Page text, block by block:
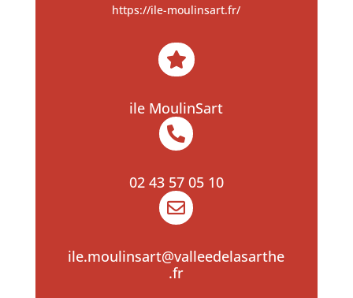
https://ile-moulinsart.fr/

ile MoulinSart

02 43 57 05 10

ile.moulinsart@valleedelasarthe
.fr